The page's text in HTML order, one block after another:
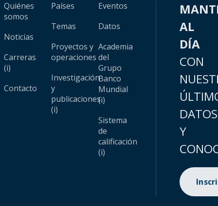
Quiénes
somos
Noticias
Carreras
(i)
Contacto
Países
Temas
Proyectos y
operaciones
Investigación
y
publicaciones
(i)
Eventos
Datos
Academia
del
Grupo
Banco
Mundial
(i)
Sistema
de
calificación
(i)
AL
DÍA
CON
DATOS
Y